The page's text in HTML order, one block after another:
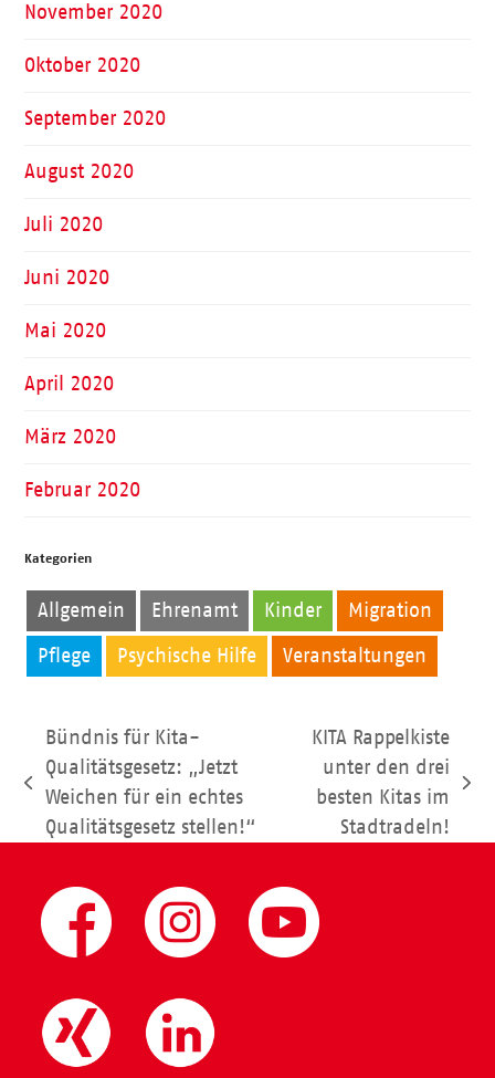
November 2020
Oktober 2020
September 2020
August 2020
Juli 2020
Juni 2020
Mai 2020
April 2020
März 2020
Februar 2020
Kategorien
Allgemein Ehrenamt Kinder Migration
Pflege Psychische Hilfe Veranstaltungen
vorheriger
Beitrag:
Bündnis für Kita-
Qualitätsgesetz: „Jetzt
Weichen für ein echtes
Qualitätsgesetz stellen!“
Nächster
Beitrag:
KITA Rappelkiste
unter den drei
besten Kitas im
Stadtradeln!